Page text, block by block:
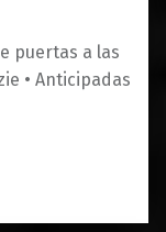
puertas a las
• Anticipadas